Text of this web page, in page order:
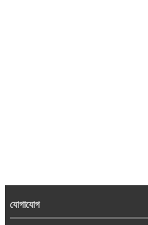
যোগাযোগ